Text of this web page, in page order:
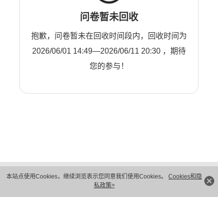
本站点使用Cookies，继续浏览表示您同意我们使用Cookies。 Cookies和隐
私政策>
问卷暂未回收
抱歉，问卷暂未在回收时间段内，回收时间为
2026/06/01 14:49—2026/06/11 20:30 ，期待
您的参与！
隐私保护
法律声明